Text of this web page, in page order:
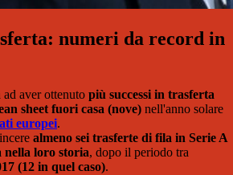
numeri da record in
ad aver ottenuto più successi in trasferta
sheet fuori casa (nove) nell'anno solare
europei.
almeno sei trasferte di fila in Serie A
nella loro storia, dopo il periodo tra
(12 in quel caso).